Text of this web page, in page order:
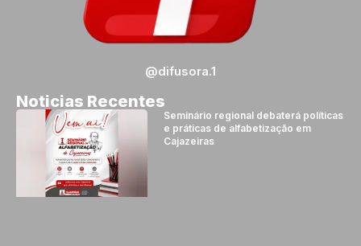
@difusora.1
Noticias Recentes
Seminário regional debaterá políticas
e práticas de alfabetização em
Cajazeiras